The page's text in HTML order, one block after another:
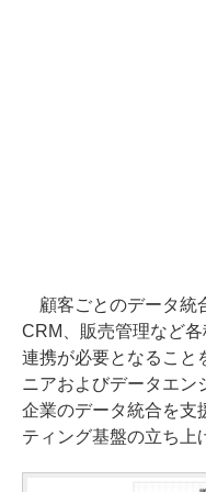
顧客ごとのデータ統
CRM、販売管理など
連携が必要となること
ニアおよびデータエン
企業のデータ統合を支
ティング基盤の立ち上